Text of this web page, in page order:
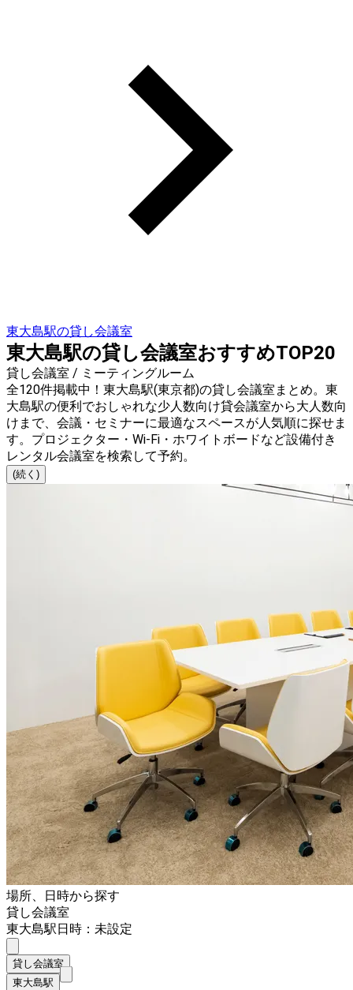
東大島駅の貸し会議室
東大島駅の貸し会議室おすすめTOP20
貸し会議室 / ミーティングルーム
全120件掲載中！東大島駅(東京都)の貸し会議室まとめ。東
大島駅の便利でおしゃれな少人数向け貸会議室から大人数向
けまで、会議・セミナーに最適なスペースが人気順に探せま
す。プロジェクター・Wi-Fi・ホワイトボードなど設備付き
レンタル会議室を検索して予約。
(続く)
場所、日時から探す
貸し会議室
東大島駅日時：未設定
貸し会議室
東大島駅